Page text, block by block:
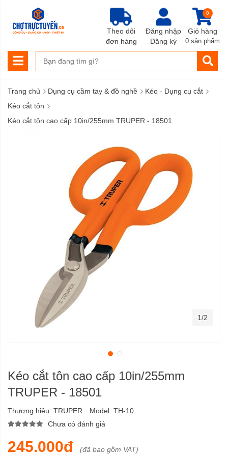
Đăng nhập
Đăng ký
Giỏ hàng
0
0 sản phẩm
Theo dõi
đơn hàng
Trang chủ › Dụng cụ cầm tay & đồ nghề › Kéo - Dụng cụ cắt ›
Kéo cắt tôn ›
Kéo cắt tôn cao cấp 10in/255mm TRUPER - 18501
Kéo cắt tôn cao cấp 10in/255mm
TRUPER - 18501
Thương hiệu: TRUPER Model: TH-10
Chưa có đánh giá
245.000đ (đã bao gồm VAT)
1/2